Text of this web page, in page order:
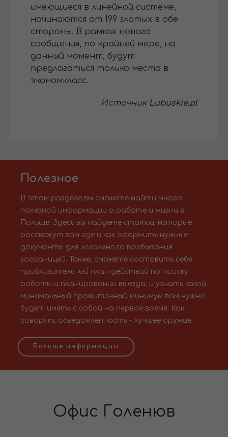
имеющиеся в линейной системе,
начинаются от 199 злотых в обе
стороны. В рамках нового
сообщения, по крайней мере, на
данный момент, будут
предлагаться только места в
экономкласс.
Источник Lubuskie.pl
Полезное
В этом разделе вы сможете найти много
полезной информации о работе и жизни в
Польше. Здесь вы найдете статьи, которые
расскажут вам где и как оформить нужные
документы для легального пребывания
заграницей. Также, сможете составить себе
приблизительный план действий по поиску
работы и планировании выезда; и узнать какой
минимальный прожиточный минимум вам нужно
будет иметь с собой на первое время. Как
говорят, осведомленность - лучшее оружие.
Больше информации
Офис Голенюв